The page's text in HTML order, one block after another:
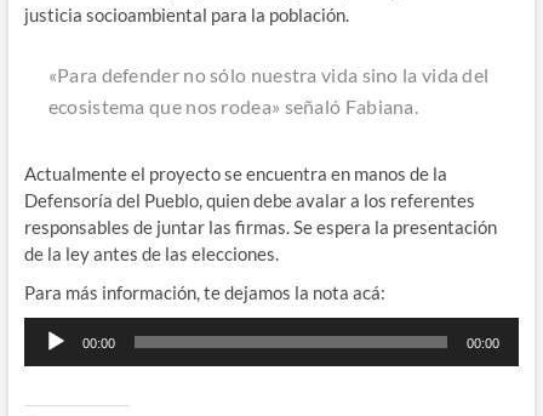
justicia socioambiental para la población.
«Para defender no sólo nuestra vida sino la vida del
ecosistema que nos rodea» señaló Fabiana.
Actualmente el proyecto se encuentra en manos de la
Defensoría del Pueblo, quien debe avalar a los referentes
responsables de juntar las firmas. Se espera la presentación
de la ley antes de las elecciones.
Para más información, te dejamos la nota acá:
Reproductor
00:00 00:00